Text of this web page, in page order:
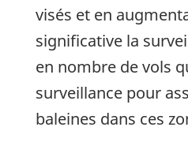
visés et en
significative la
en nombre de vols
surveillance pour
baleines dans ces